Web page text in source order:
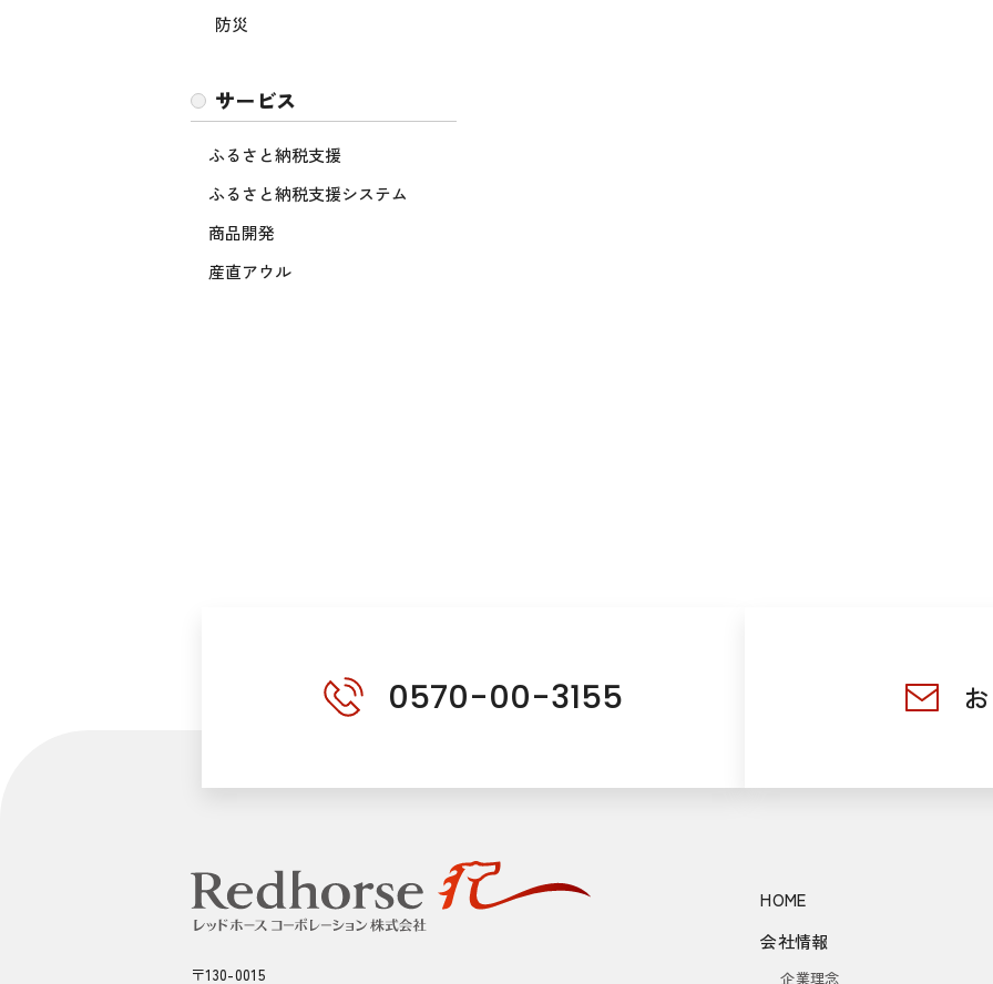
防災
サービス
ふるさと納税支援
ふるさと納税支援システム
商品開発
産直アウル
0570-00-3155
〒130-0015
HOME
会社情報
企業理念